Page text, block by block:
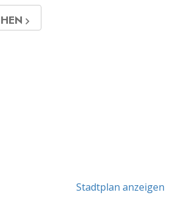
Stadtplan anzeigen